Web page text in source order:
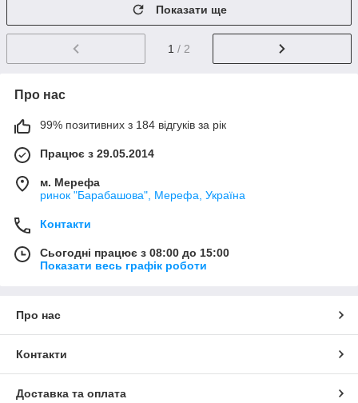
Показати ще
1 / 2
Про нас
99% позитивних з 184 відгуків за рік
Працює з 29.05.2014
м. Мерефа
ринок "Барабашова", Мерефа, Україна
Контакти
Сьогодні працює з 08:00 до 15:00
Показати весь графік роботи
Про нас
Контакти
Доставка та оплата